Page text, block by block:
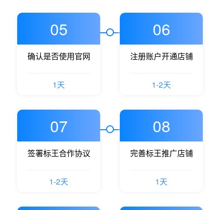
05
确认是否使用官网
1天
06
注册账户开通店铺
1-2天
07
签署标王合作协议
1-2天
08
完善标王推广店铺
1天